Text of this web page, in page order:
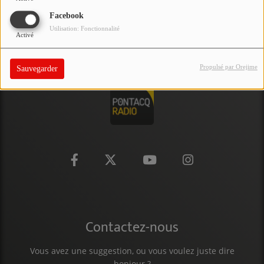
Facebook
Activé
Utilisation: Fonctionnalité
Sauvegarder Propulsé par Orejime
PARTICIPEZ
JEUX CONCOURS
RECRUTEMENT
VENEZ DANS LE PUBLIC !
Contactez-nous
Vous avez une suggestion, ou vous voulez juste dire